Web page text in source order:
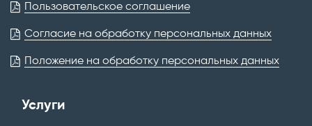
Пользовательское соглашение
Согласие на обработку персональных данных
Положение на обработку персональных данных
Услуги